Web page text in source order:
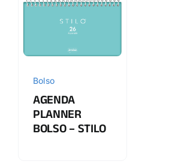
Bolso
AGENDA
PLANNER
BOLSO – STILO